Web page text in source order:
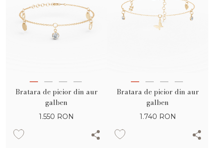
Bratara de picior din aur
galben
1.550 RON
Bratara de picior din aur
galben
1.740 RON